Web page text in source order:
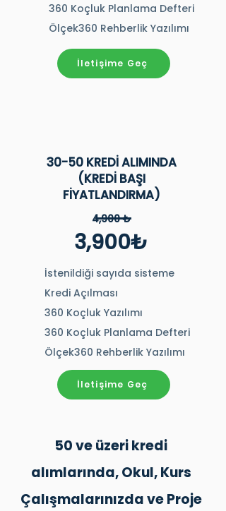
360 Koçluk Planlama Defteri
Ölçek360 Rehberlik Yazılımı
İletişime Geç
30-50 KREDİ ALIMINDA
(KREDİ BAŞI
FİYATLANDIRMA)
4,900 ₺
3,900₺
İstenildiği sayıda sisteme
Kredi Açılması
360 Koçluk Yazılımı
360 Koçluk Planlama Defteri
Ölçek360 Rehberlik Yazılımı
İletişime Geç
50 ve üzeri kredi
alımlarında, Okul, Kurs
Çalışmalarınızda ve Proje